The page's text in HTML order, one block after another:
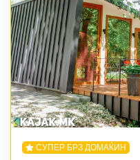
СУПЕР БРЗ ДОМАЌИН